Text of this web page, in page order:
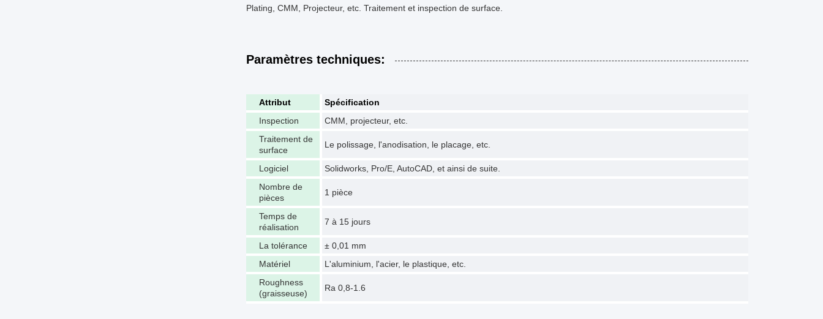
Plating, CMM, Projecteur, etc. Traitement et inspection de surface.
Paramètres techniques:
Attribut
Spécification
Inspection
CMM, projecteur, etc.
Traitement de
surface
Le polissage, l'anodisation, le placage, etc.
Logiciel
Solidworks, Pro/E, AutoCAD, et ainsi de suite.
Nombre de
pièces
1 pièce
Temps de
réalisation
7 à 15 jours
La tolérance
± 0,01 mm
Matériel
L'aluminium, l'acier, le plastique, etc.
Roughness
(graisseuse)
Ra 0,8-1.6